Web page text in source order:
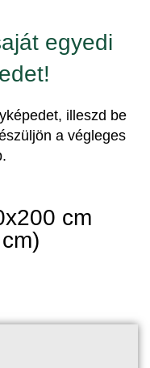
egyedi
illeszd be
a végleges
cm